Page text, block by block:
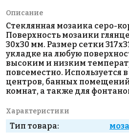
Описание
Стеклянная мозаика серо-
Поверхность мозаики
30х30 мм. Размер сетки
укладке на любую
высоким и низким
повсеместно. Используется в
центров, банных
комнат, а также для
Характеристики
Тип товара: